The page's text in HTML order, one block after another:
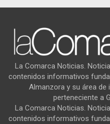
La Comarca Noticias.
contenidos informativos
Almanzora y su área de
perteneciente a
La Comarca Noticias.
contenidos informativos